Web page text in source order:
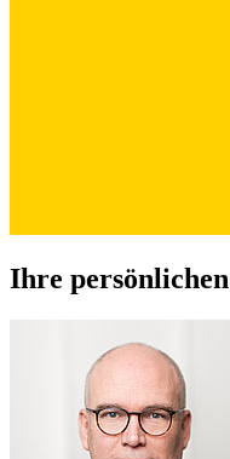
Ihre persönlichen